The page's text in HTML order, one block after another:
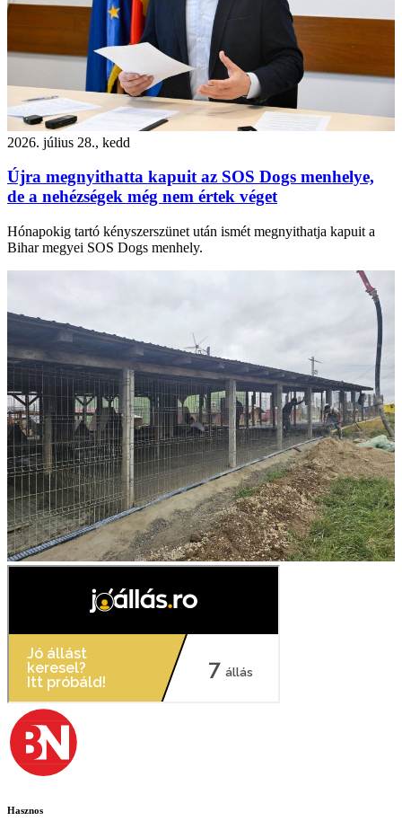
2026. július 28., kedd
Újra megnyithatta kapuit az SOS Dogs menhelye,
de a nehézségek még nem értek véget
Hónapokig tartó kényszerszünet után ismét megnyithatja kapuit a
Bihar megyei SOS Dogs menhely.
Hasznos